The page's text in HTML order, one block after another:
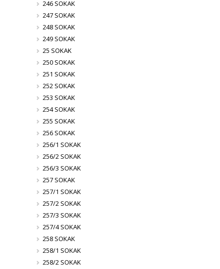
246 SOKAK
247 SOKAK
248 SOKAK
249 SOKAK
25 SOKAK
250 SOKAK
251 SOKAK
252 SOKAK
253 SOKAK
254 SOKAK
255 SOKAK
256 SOKAK
256/1 SOKAK
256/2 SOKAK
256/3 SOKAK
257 SOKAK
257/1 SOKAK
257/2 SOKAK
257/3 SOKAK
257/4 SOKAK
258 SOKAK
258/1 SOKAK
258/2 SOKAK